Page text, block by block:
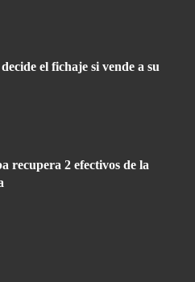
el fichaje si vende a su
recupera 2 efectivos de la